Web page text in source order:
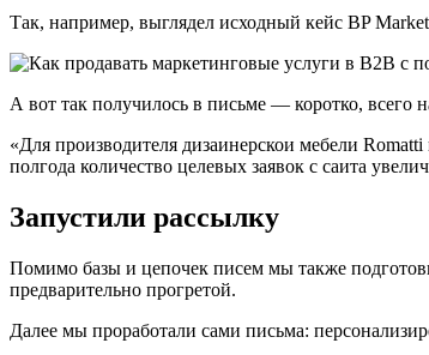
Так, например, выглядел исходный кейс BP
А вот так получилось в письме — коротко, всего
«Для производителя дизаинерскои мебели
полгода количество целевых заявок с саита
Запустили рассылку
Помимо базы и цепочек писем мы также
предварительно прогретой.
Далее мы проработали сами письма: